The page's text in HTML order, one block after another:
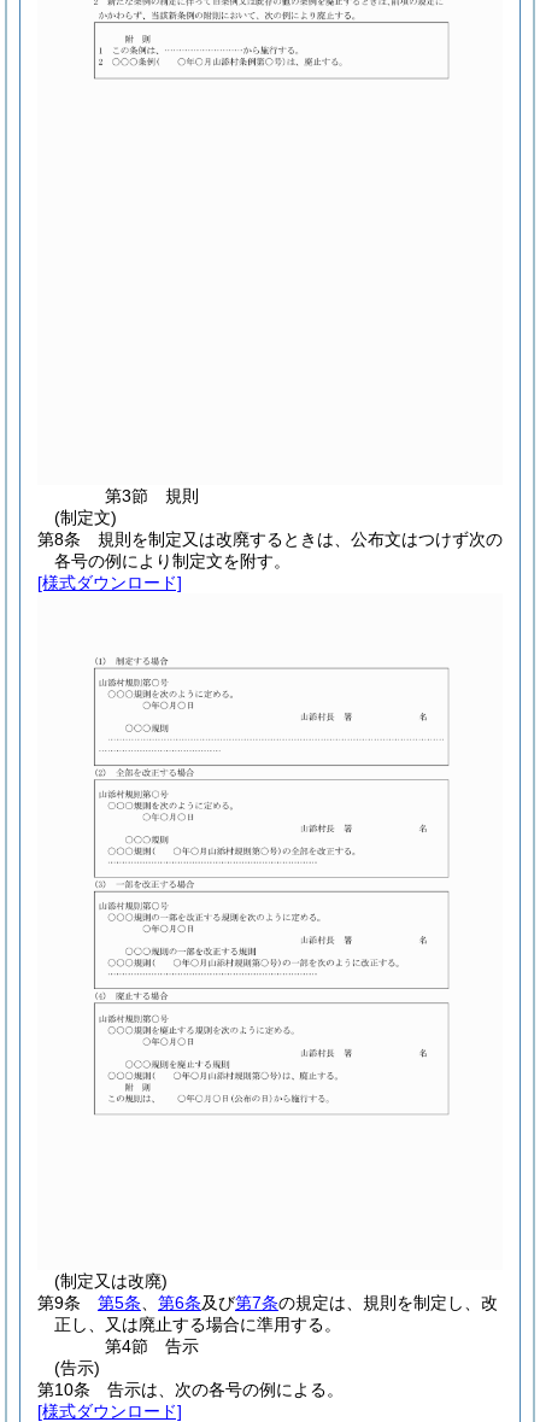
第3節
規則
(制定文)
第8条
規則を制定又は改廃するときは、公布文はつけず次の
各号の例により制定文を附す。
[様式ダウンロード]
(制定又は改廃)
第9条
第5条 第6条及び第7条の規定は、規則を制定し、改
正し、又は廃止する場合に準用する。
第4節
告示
(告示)
第10条
告示は、次の各号の例による。
[様式ダウンロード]